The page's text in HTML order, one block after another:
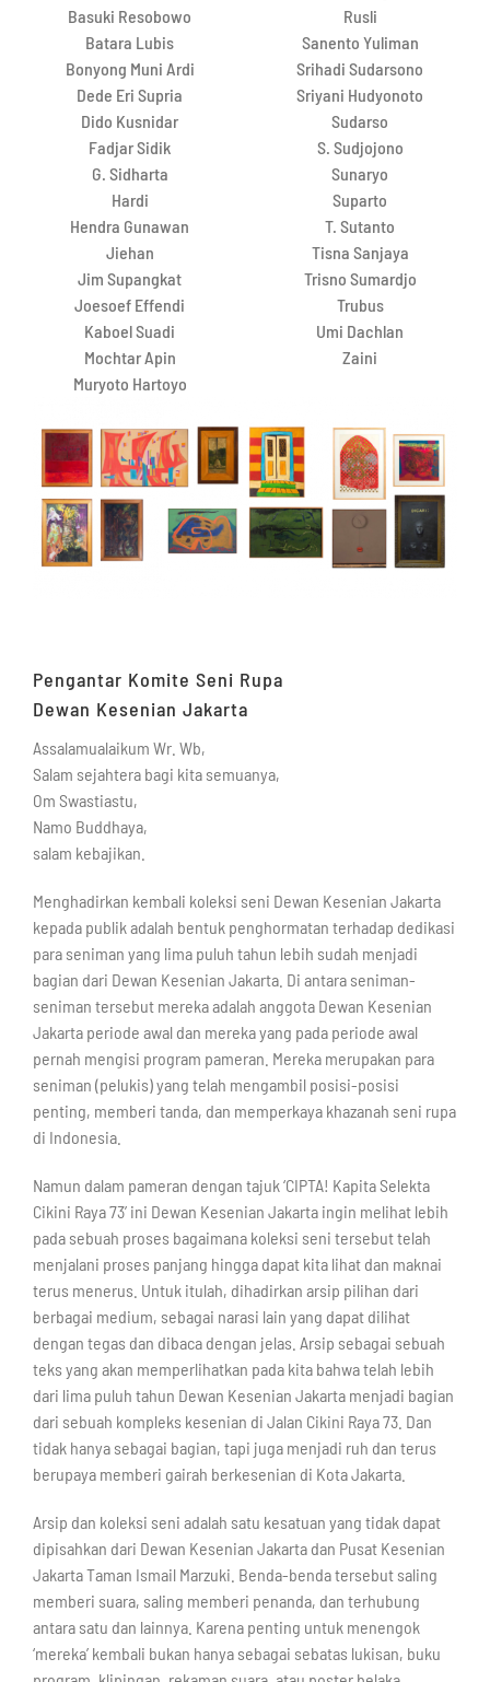
Basuki Resobowo
Batara Lubis
Bonyong Muni Ardi
Dede Eri Supria
Dido Kusnidar
Fadjar Sidik
G. Sidharta
Hardi
Hendra Gunawan
Jiehan
Jim Supangkat
Joesoef Effendi
Kaboel Suadi
Mochtar Apin
Muryoto Hartoyo
Rusli
Sanento Yuliman
Srihadi Sudarsono
Sriyani Hudyonoto
Sudarso
S. Sudjojono
Sunaryo
Suparto
T. Sutanto
Tisna Sanjaya
Trisno Sumardjo
Trubus
Umi Dachlan
Zaini
Pengantar Komite Seni Rupa
Dewan Kesenian Jakarta
Assalamualaikum Wr. Wb,
Salam sejahtera bagi kita semuanya,
Om Swastiastu,
Namo Buddhaya,
salam kebajikan.
Menghadirkan kembali koleksi seni Dewan Kesenian Jakarta
kepada publik adalah bentuk penghormatan terhadap dedikasi
para seniman yang lima puluh tahun lebih sudah menjadi
bagian dari Dewan Kesenian Jakarta. Di antara seniman-
seniman tersebut mereka adalah anggota Dewan Kesenian
Jakarta periode awal dan mereka yang pada periode awal
pernah mengisi program pameran. Mereka merupakan para
seniman (pelukis) yang telah mengambil posisi-posisi
penting, memberi tanda, dan memperkaya khazanah seni rupa
di Indonesia.
Namun dalam pameran dengan tajuk ‘CIPTA! Kapita Selekta
Cikini Raya 73’ ini Dewan Kesenian Jakarta ingin melihat lebih
pada sebuah proses bagaimana koleksi seni tersebut telah
menjalani proses panjang hingga dapat kita lihat dan maknai
terus menerus. Untuk itulah, dihadirkan arsip pilihan dari
berbagai medium, sebagai narasi lain yang dapat dilihat
dengan tegas dan dibaca dengan jelas. Arsip sebagai sebuah
teks yang akan memperlihatkan pada kita bahwa telah lebih
dari lima puluh tahun Dewan Kesenian Jakarta menjadi bagian
dari sebuah kompleks kesenian di Jalan Cikini Raya 73. Dan
tidak hanya sebagai bagian, tapi juga menjadi ruh dan terus
berupaya memberi gairah berkesenian di Kota Jakarta.
Arsip dan koleksi seni adalah satu kesatuan yang tidak dapat
dipisahkan dari Dewan Kesenian Jakarta dan Pusat Kesenian
Jakarta Taman Ismail Marzuki. Benda-benda tersebut saling
memberi suara, saling memberi penanda, dan terhubung
antara satu dan lainnya. Karena penting untuk menengok
‘mereka’ kembali bukan hanya sebagai sebatas lukisan, buku